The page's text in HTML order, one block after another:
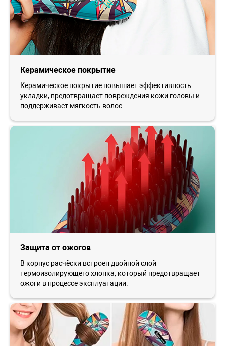
Керамическое покрытие
Керамическое покрытие повышает эффективность
укладки, предотвращает повреждения кожи головы и
поддерживает мягкость волос.
Защита от ожогов
В корпус расчёски встроен двойной слой
термоизолирующего хлопка, который предотвращает
ожоги в процессе эксплуатации.